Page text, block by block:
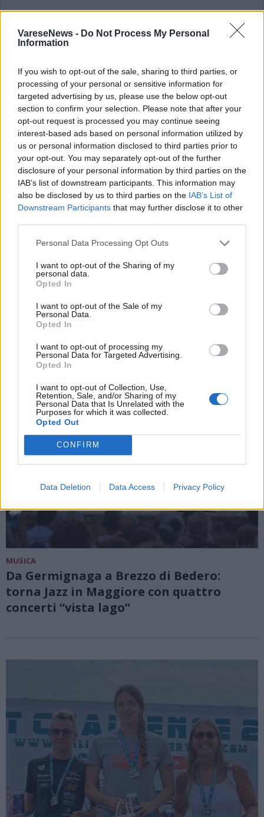
VareseNews - Do Not Process My Personal
Information
If you wish to opt-out of the sale, sharing to third parties, or
processing of your personal or sensitive information for
targeted advertising by us, please use the below opt-out
section to confirm your selection. Please note that after your
opt-out request is processed you may continue seeing
interest-based ads based on personal information utilized by
us or personal information disclosed to third parties prior to
your opt-out. You may separately opt-out of the further
disclosure of your personal information by third parties on the
IAB’s list of downstream participants. This information may
also be disclosed by us to third parties on the IAB’s List of
Downstream Participants that may further disclose it to other
Personal Data Processing Opt Outs
I want to opt-out of the Sharing of my
personal data.
Opted In
I want to opt-out of the Sale of my
Personal Data.
Opted In
I want to opt-out of processing my
Personal Data for Targeted Advertising.
Opted In
I want to opt-out of Collection, Use,
Retention, Sale, and/or Sharing of my
Personal Data that Is Unrelated with the
Purposes for which it was collected.
Opted Out
CONFIRM
Data Deletion Data Access Privacy Policy
MACCAGNO CON PINO E VEDDASCA
Festa dell’Alpeggio al Passo Forcora:
Comunità Montana al fianco degli
allevatori della Val Veddasca
MUSICA
Da Germignaga a Brezzo di Bedero:
torna Jazz in Maggiore con quattro
concerti “vista lago”